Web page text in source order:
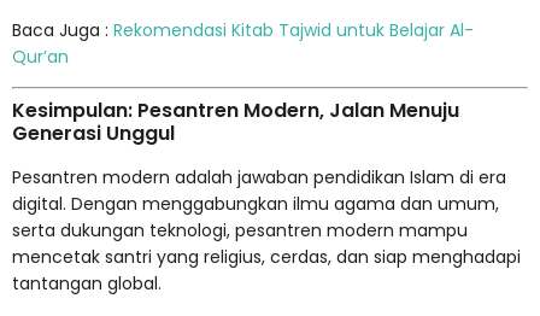
Baca Juga : Rekomendasi Kitab Tajwid untuk Belajar Al-
Qur’an
Kesimpulan: Pesantren Modern, Jalan Menuju
Generasi Unggul
Pesantren modern adalah jawaban pendidikan Islam di era
digital. Dengan menggabungkan ilmu agama dan umum,
serta dukungan teknologi, pesantren modern mampu
mencetak santri yang religius, cerdas, dan siap menghadapi
tantangan global.